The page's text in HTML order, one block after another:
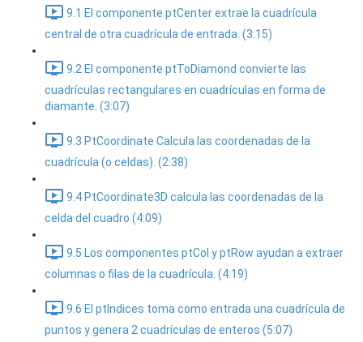
9.1 El componente ptCenter extrae la cuadrícula
central de otra cuadrícula de entrada. (3:15)
9.2 El componente ptToDiamond convierte las
cuadrículas rectangulares en cuadrículas en forma de
diamante. (3:07)
9.3 PtCoordinate Calcula las coordenadas de la
cuadrícula (o celdas). (2:38)
9.4 PtCoordinate3D calcula las coordenadas de la
celda del cuadro (4:09)
9.5 Los componentes ptCol y ptRow ayudan a extraer
columnas o filas de la cuadrícula. (4:19)
9.6 El ptIndices toma como entrada una cuadrícula de
puntos y genera 2 cuadrículas de enteros (5:07)